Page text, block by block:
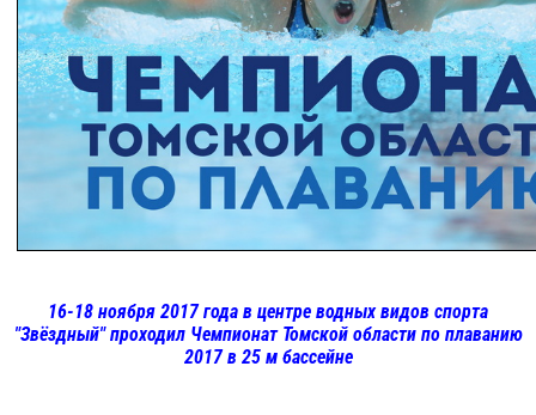
16-18 ноября 2017 года в центре водных видов спорта
"Звёздный" проходил Чемпионат Томской области по плаванию
2017 в 25 м бассейне